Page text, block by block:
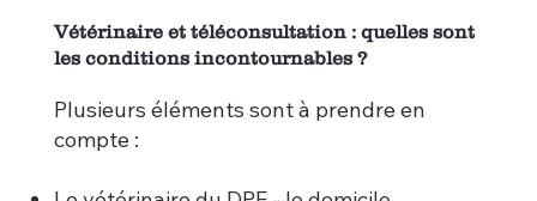
Vétérinaire et téléconsultation : quelles sont
les conditions incontournables ?
Plusieurs éléments sont à prendre en
compte :